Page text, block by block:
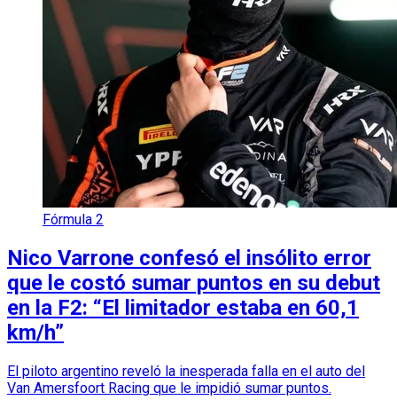
Fórmula 2
Nico Varrone confesó el insólito error
que le costó sumar puntos en su debut
en la F2: “El limitador estaba en 60,1
km/h”
El piloto argentino reveló la inesperada falla en el auto del
Van Amersfoort Racing que le impidió sumar puntos.